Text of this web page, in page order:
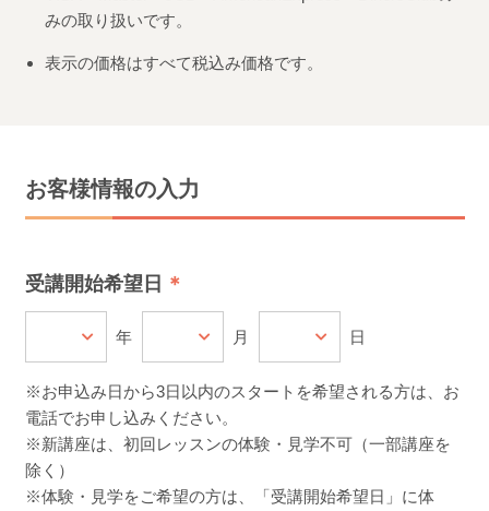
みの取り扱いです。
表示の価格はすべて税込み価格です。
お客様情報の入力
受講開始希望日
年 月 日
※お申込み日から3日以内のスタートを希望される方は、お
電話でお申し込みください。
※新講座は、初回レッスンの体験・見学不可（一部講座を
除く）
※体験・見学をご希望の方は、「受講開始希望日」に体